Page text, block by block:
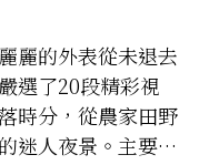
麗的外表從未退去
選了20段精彩視
時分，從農家田野
迷人夜景。主要城